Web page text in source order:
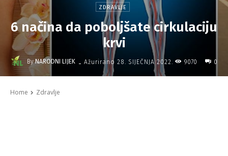
ZDRAVLJE
6 načina da poboljšate cirkulaciju
krvi
By NARODNI LIJEK - Ažurirano 28. SIJEČNJA 2022. 9070 0
Home Zdravlje